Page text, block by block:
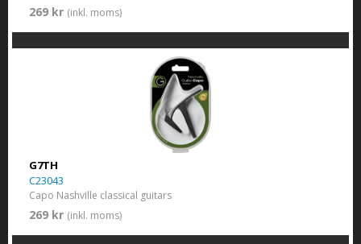
269 kr (inkl. moms)
G7TH
C23043
Capo Nashville classical guitars
269 kr (inkl. moms)